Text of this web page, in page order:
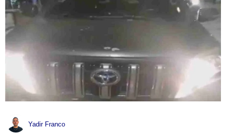
Yadir Franco